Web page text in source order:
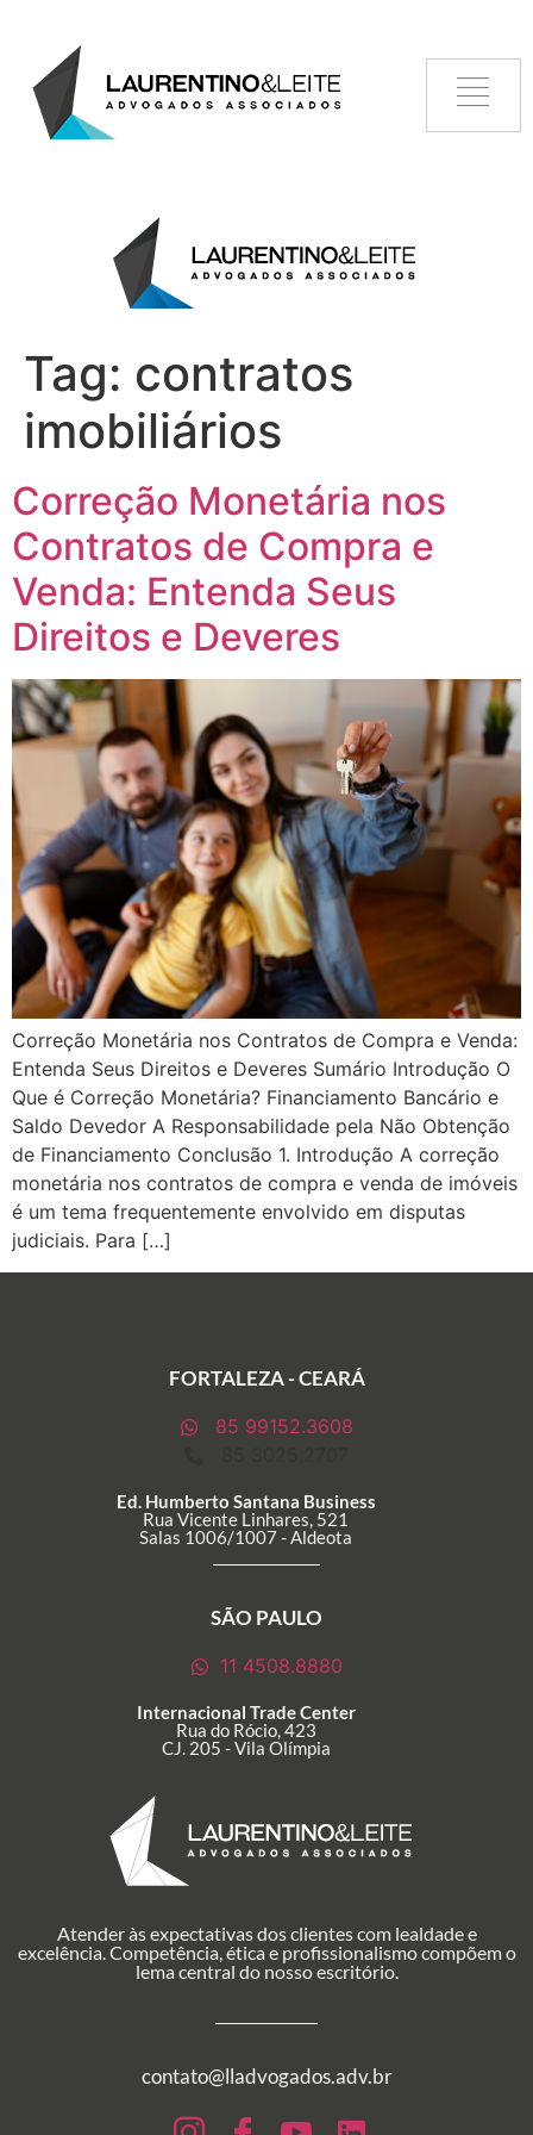
Tag: contratos
imobiliários
Correção Monetária nos
Contratos de Compra e
Venda: Entenda Seus
Direitos e Deveres
Correção Monetária nos Contratos de Compra e Venda:
Entenda Seus Direitos e Deveres Sumário Introdução O
Que é Correção Monetária? Financiamento Bancário e
Saldo Devedor A Responsabilidade pela Não Obtenção
de Financiamento Conclusão 1. Introdução A correção
monetária nos contratos de compra e venda de imóveis
é um tema frequentemente envolvido em disputas
judiciais. Para […]
FORTALEZA - CEARÁ
85 99152.3608
Ed. Humberto Santana Business
Rua Vicente Linhares, 521
Salas 1006/1007 - Aldeota
SÃO PAULO
11 4508.8880
Internacional Trade Center
Rua do Rócio, 423
CJ. 205 - Vila Olímpia
Atender às expectativas dos clientes com lealdade e
excelência. Competência, ética e profissionalismo compõem o
lema central do nosso escritório.
contato@lladvogados.adv.br